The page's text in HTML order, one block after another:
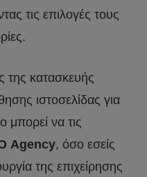
τις επιλογές τους
της κατασκευής
ιστοσελίδας για
μπορεί να τις
Agency, όσο εσείς
της επιχείρησης